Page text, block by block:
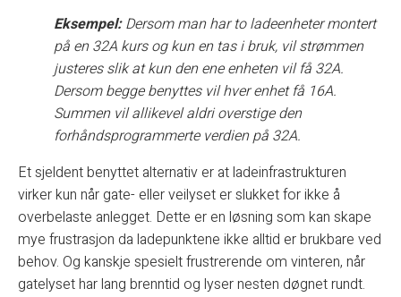
Eksempel:Dersom man har to ladeenheter montert
på en 32A kurs og kun en tas i bruk, vil strømmen
justeres slik at kun den ene enheten vil få 32A.
Dersom begge benyttes vil hver enhet få 16A.
Summen vil allikevel aldri overstige den
forhåndsprogrammerte verdien på 32A.
Et sjeldent benyttet alternativ er at ladeinfrastrukturen
virker kun når gate- eller veilyset er slukket for ikke å
overbelaste anlegget. Dette er en løsning som kan skape
mye frustrasjon da ladepunktene ikke alltid er brukbare ved
behov. Og kanskje spesielt frustrerende om vinteren, når
gatelyset har lang brenntid og lyser nesten døgnet rundt.